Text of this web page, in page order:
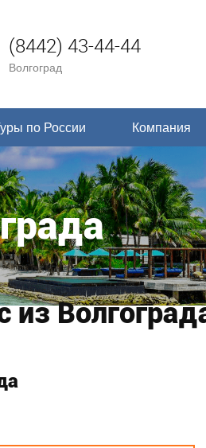
(8442) 43-44-44
Волгоград
по России Компания